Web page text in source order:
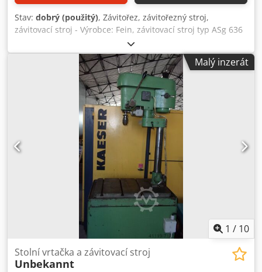
Stav: dobrý (použitý), Závitořez, závitořezný stroj,
závitovací stroj - Výrobce: Fein, závitovací stroj typ ASg 636
- Jmenovitý příkon: 280 W - Max. řezná kapacita: M8 -
Otáčky: 450 ot./min - Připojení: 220 V - Počet: 2x závitovací
stroj k dispozici - Cena: za kus - Rozměry: 330/150/V80 mm
- Hmotnost: 2,3 kg Djdpfx Ajb A N Ibefuock
Malý inzerát
1 / 10
Stolní vrtačka a závitovací stroj
Unbekannt